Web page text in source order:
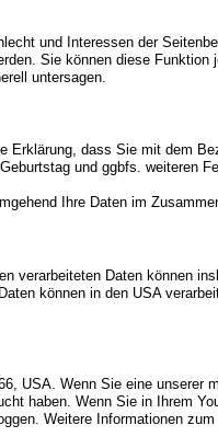
und Interessen der
Sie können diese Funktion
untersagen.
Erklärung, dass Sie mit dem
und ggbfs. weiteren
Ihre Daten im
verarbeiteten Daten können
können in den USA
USA. Wenn Sie eine unserer
haben. Wenn Sie in Ihrem
Weitere Informationen